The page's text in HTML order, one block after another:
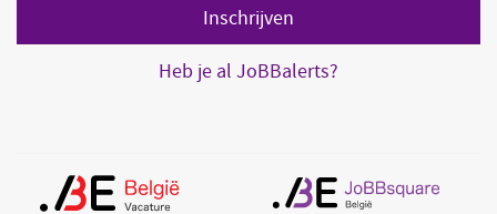
Heb je al JoBBalerts?